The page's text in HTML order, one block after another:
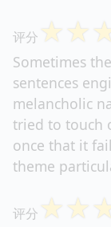
评分 ☆☆
Sometimes
sentences
melancholic
tried to touch
once that it
theme
评分 ☆☆